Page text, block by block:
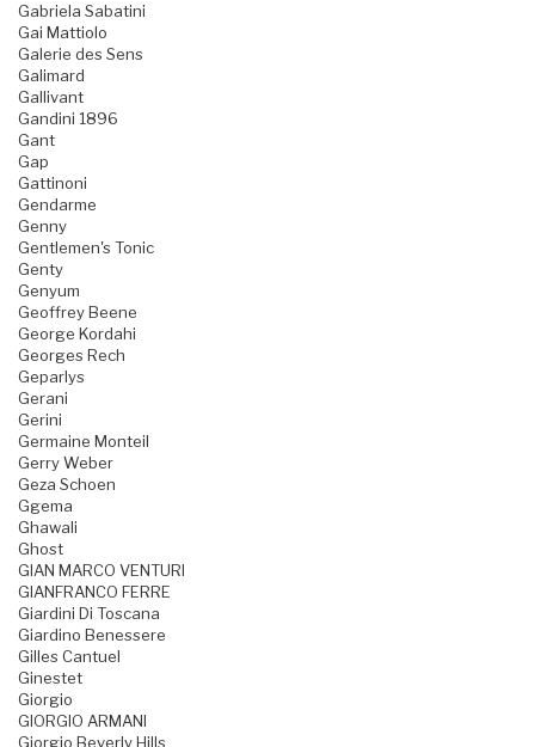
Gabriela Sabatini
Gai Mattiolo
Galerie des Sens
Galimard
Gallivant
Gandini 1896
Gant
Gap
Gattinoni
Gendarme
Genny
Gentlemen's Tonic
Genty
Genyum
Geoffrey Beene
George Kordahi
Georges Rech
Geparlys
Gerani
Gerini
Germaine Monteil
Gerry Weber
Geza Schoen
Ggema
Ghawali
Ghost
GIAN MARCO VENTURI
GIANFRANCO FERRE
Giardini Di Toscana
Giardino Benessere
Gilles Cantuel
Ginestet
Giorgio
GIORGIO ARMANI
Giorgio Beverly Hills